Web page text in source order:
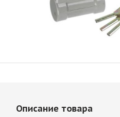
Описание товара